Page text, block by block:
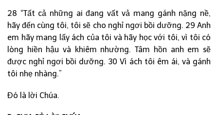
28 “Tất cả những ai đang vất vả mang gánh nặng nề,
hãy đến cùng tôi, tôi sẽ cho nghỉ ngơi bồi dưỡng. 29 Anh
em hãy mang lấy ách của tôi và hãy học với tôi, vì tôi có
lòng hiền hậu và khiêm nhường. Tâm hồn anh em sẽ
được nghỉ ngơi bồi dưỡng. 30 Vì ách tôi êm ái, và gánh
tôi nhẹ nhàng.”
Đó là lời Chúa.